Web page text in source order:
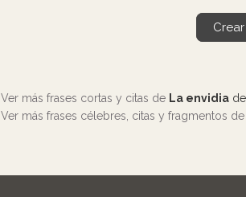
Ver más frases cortas y citas de La envidia de
Ver más frases célebres, citas y fragmentos de